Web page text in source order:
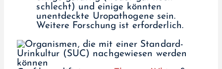
schlecht) und einige könnten
unentdeckte Uropathogene sein.
Weitere Forschung ist erforderlich.